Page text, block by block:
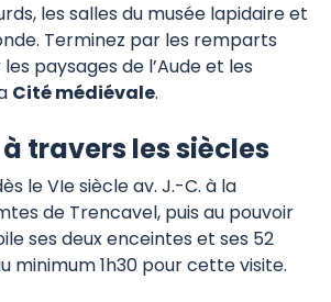
les salles du musée lapidaire et
Terminez par les remparts
paysages de l’Aude et les
Cité médiévale.
travers les siècles
le VIe siècle av. J.-C. à la
de Trencavel, puis au pouvoir
ses deux enceintes et ses 52
minimum 1h30 pour cette visite.